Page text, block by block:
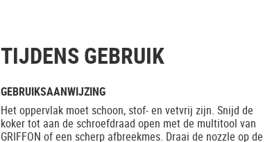
TIJDENS GEBRUIK
GEBRUIKSAANWIJZING
Het oppervlak moet schoon, stof- en vetvrij zijn. Snijd de
koker tot aan de schroefdraad open met de multitool van
GRIFFON of een scherp afbreekmes. Draai de nozzle op de